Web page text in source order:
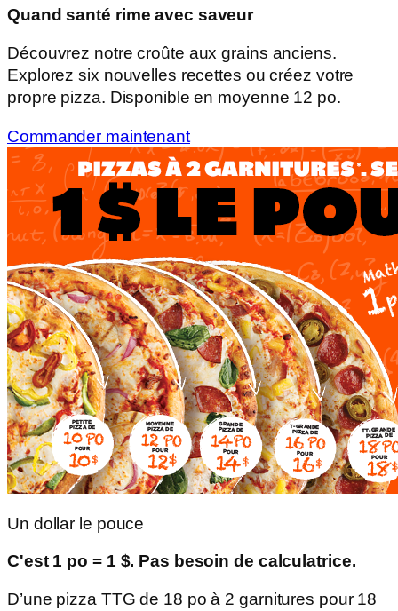
Quand santé rime avec saveur
Découvrez notre croûte aux grains anciens.
Explorez six nouvelles recettes ou créez votre
propre pizza. Disponible en moyenne 12 po.
Commander maintenant
Un dollar le pouce
C'est 1 po = 1 $. Pas besoin de calculatrice.
D’une pizza TTG de 18 po à 2 garnitures pour 18